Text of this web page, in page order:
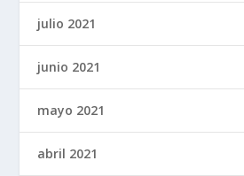
julio 2021
junio 2021
mayo 2021
abril 2021